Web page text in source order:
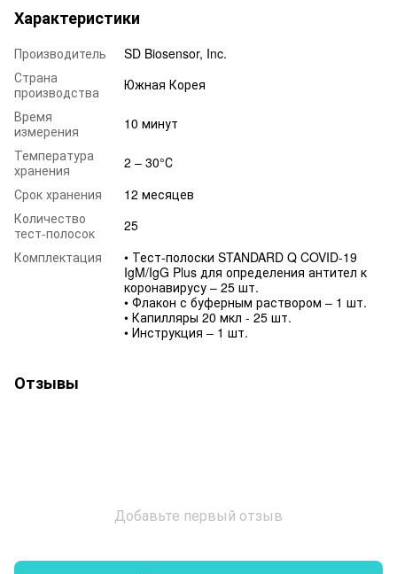
Характеристики
Производитель
SD Biosensor, Inc.
Страна
производства
Южная Корея
Время
измерения
10 минут
Температура
хранения
2 – 30°С
Срок хранения
12 месяцев
Количество
тест-полосок
25
Комплектация
• Тест-полоски STANDARD Q COVID-19
IgM/IgG Plus для определения антител к
коронавирусу – 25 шт.
• Флакон с буферным раствором – 1 шт.
• Капилляры 20 мкл - 25 шт.
• Инструкция – 1 шт.
Отзывы
Добавьте первый отзыв